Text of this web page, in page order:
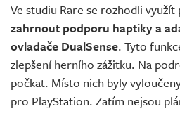
Ve studiu Rare se rozhodli využít
zahrnout podporu haptiky a
ovladače DualSense. Tyto
zlepšení herního zážitku. Na
počkat. Místo nich byly
pro PlayStation. Zatím nejsou